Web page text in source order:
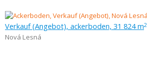
Verkauf (Angebot), ackerboden, 31 824 m2
Nová Lesná